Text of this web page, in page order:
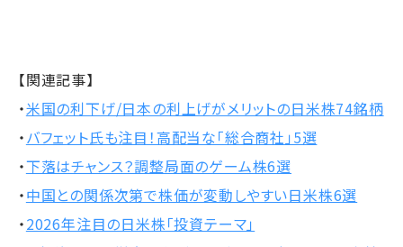
【関連記事】
・米国の利下げ/日本の利上げがメリットの日米株74銘柄
・バフェット氏も注目！高配当な「総合商社」5選
・下落はチャンス？調整局面のゲーム株6選
・中国との関係次第で株価が変動しやすい日米株6選
・2026年注目の日米株「投資テーマ」